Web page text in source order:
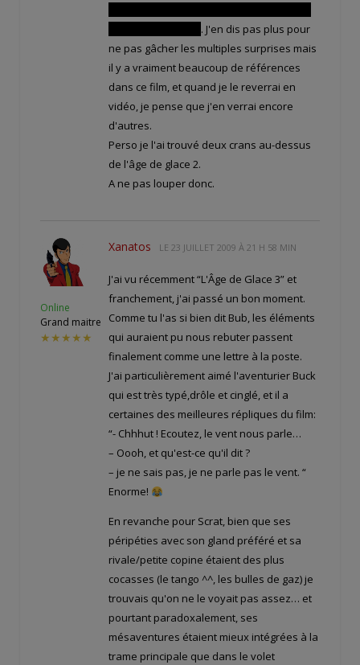
. J'en dis pas plus pour
ne pas gâcher les multiples surprises mais
il y a vraiment beaucoup de références
dans ce film, et quand je le reverrai en
vidéo, je pense que j'en verrai encore
d'autres.
Perso je l'ai trouvé deux crans au-dessus
de l'âge de glace 2.
A ne pas louper donc.
Online
Grand maitre
★★★★★
Xanatos LE 23 JUILLET 2009 À 21 H 58 MIN
J'ai vu récemment “L'Âge de Glace 3” et
franchement, j'ai passé un bon moment.
Comme tu l'as si bien dit Bub, les éléments
qui auraient pu nous rebuter passent
finalement comme une lettre à la poste.
J'ai particulièrement aimé l'aventurier Buck
qui est très typé,drôle et cinglé, et il a
certaines des meilleures répliques du film:
“- Chhhut ! Ecoutez, le vent nous parle…
– Oooh, et qu'est-ce qu'il dit ?
– je ne sais pas, je ne parle pas le vent. “
Enorme!
En revanche pour Scrat, bien que ses
péripéties avec son gland préféré et sa
rivale/petite copine étaient des plus
cocasses (le tango ^^, les bulles de gaz) je
trouvais qu'on ne le voyait pas assez… et
pourtant paradoxalement, ses
mésaventures étaient mieux intégrées à la
trame principale que dans le volet